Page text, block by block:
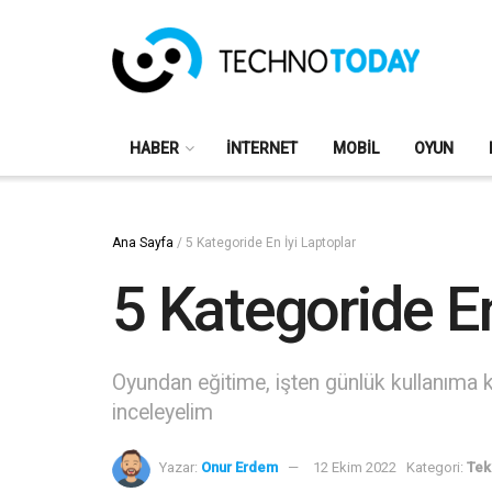
HABER İNTERNET MOBIL OYUN
Ana Sayfa / 5 Kategoride En İyi Laptoplar
5 Kategoride
Oyundan eğitime, işten günlük
inceleyelim
Yazar: Onur Erdem 12 Ekim 2022 Kategori: